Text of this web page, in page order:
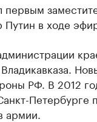
первым
в ходе
РФ. В 2012
Петербурге
армии.